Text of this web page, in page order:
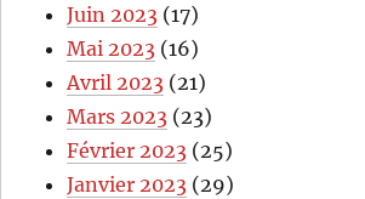
Juin 2023 (17)
Mai 2023 (16)
Avril 2023 (21)
Mars 2023 (23)
Février 2023 (25)
Janvier 2023 (29)